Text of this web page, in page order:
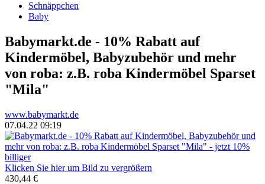
Schnäppchen
Baby
Babymarkt.de - 10% Rabatt auf
Kindermöbel, Babyzubehör und mehr
von roba: z.B. roba Kindermöbel Sparset
"Mila"
www.babymarkt.de
07.04.22 09:19
Klicken Sie hier um Bild zu vergrößern
430,44 €